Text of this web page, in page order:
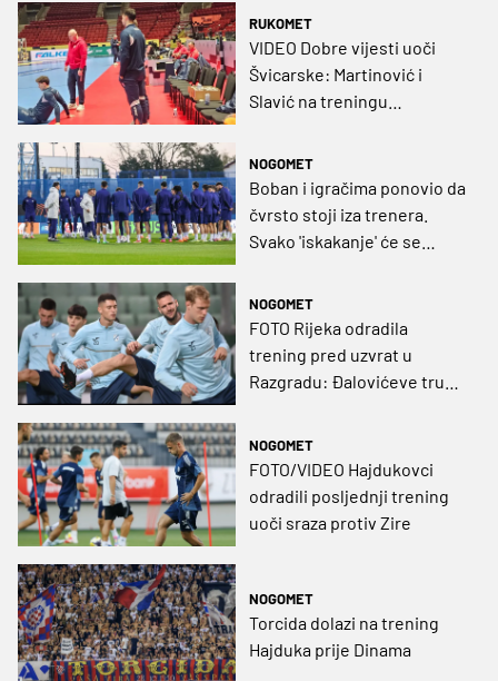
RUKOMET
VIDEO Dobre vijesti uoči
Švicarske: Martinović i
Slavić na treningu
NOGOMET
Boban i igračima ponovio da
čvrsto stoji iza trenera.
Svako 'iskakanje' će se
NOGOMET
FOTO Rijeka odradila
trening pred uzvrat u
Razgradu: Đalovićeve trupe
NOGOMET
FOTO/VIDEO Hajdukovci
odradili posljednji trening
uoči sraza protiv Zire
NOGOMET
Torcida dolazi na trening
Hajduka prije Dinama